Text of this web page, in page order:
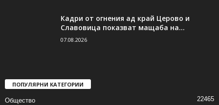
Кадри от огнения ад край Церово и
Славовица показват мащаба на...
07.08.2026
ПОПУЛЯРНИ КАТЕГОРИИ
Общество 22465